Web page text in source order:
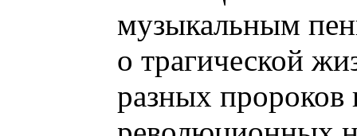
музыкальным
о трагической
разных